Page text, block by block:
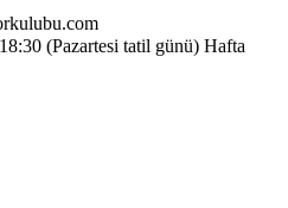
(Pazartesi tatil günü) Hafta